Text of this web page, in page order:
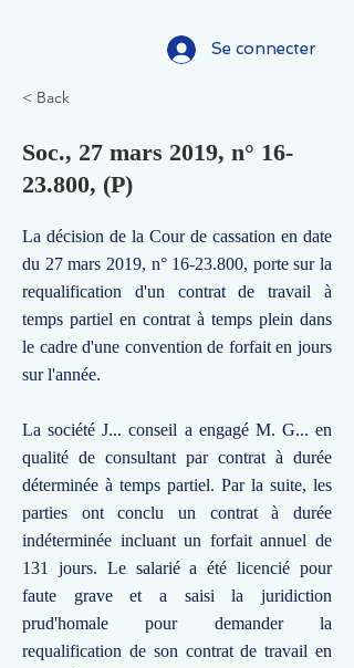
Se connecter
< Back
Soc., 27 mars 2019, n° 16-
23.800, (P)
La décision de la Cour de cassation en date
du 27 mars 2019, n° 16-23.800, porte sur la
requalification d'un contrat de travail à
temps partiel en contrat à temps plein dans
le cadre d'une convention de forfait en jours
sur l'année.
La société J... conseil a engagé M. G... en
qualité de consultant par contrat à durée
déterminée à temps partiel. Par la suite, les
parties ont conclu un contrat à durée
indéterminée incluant un forfait annuel de
131 jours. Le salarié a été licencié pour
faute grave et a saisi la juridiction
prud'homale pour demander la
requalification de son contrat de travail en